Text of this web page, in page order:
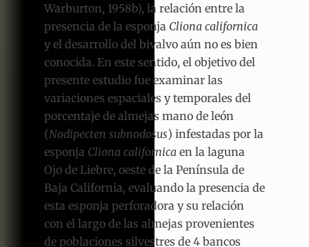
Warburton, 1958b), la relación entre la
presencia de la esponja Cliona californica
y el desarrollo del bivalvo aún no es bien
conocida. En este sentido, el objetivo del
presente estudio fue examinar las
variaciones espaciales y temporales del
porcentaje de almejas mano de león
(Nodipecten subnodosus) infestadas por la
esponja Cliona californica en la laguna
Ojo de Liebre, oeste de la Península de
Baja California, evaluando la presencia de
esta esponja perforadora y su relación
con el largo de las almejas provenientes
de poblaciones silvestres de 4 bancos